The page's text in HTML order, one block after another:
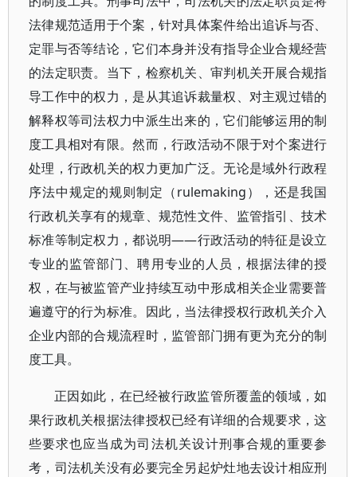
法律规范适用于个案，针对具体案件给出追诉与否、
定罪与否等结论，它们本身并没有指导企业合规经营
的法定职责。当下，检察机关、审判机关开展合规指
导工作中的权力，是从其追诉裁量权、对主观过错的
解释权等司法权力中派生出来的，它们能够运用的制
度工具相对有限。然而，行政活动不限于对个案进行
处理，行政机关的权力更加广泛。无论是域外行政程
序法中规定的规则制定（rulemaking），还是我国
行政机关享有的规章、规范性文件、监管指引、技术
标准等制定权力，都说明——行政活动的特征是设立
专业的监管部门、聘用专业的人员，根据法律的授
权，在与被监管产业持续互动中形成相关企业需要普
遍遵守的行为标准。因此，当法律授权行政机关介入
企业内部的合规流程时，监管部门拥有更为充分的制
度工具。
正因如此，在已经被行政监管所覆盖的领域，如
果行政机关根据法律授权已经有详细的合规要求，这
些要求也应当成为司法机关设计刑事合规的重要参
考，司法机关没有必要完全另起炉灶地去设计相应刑